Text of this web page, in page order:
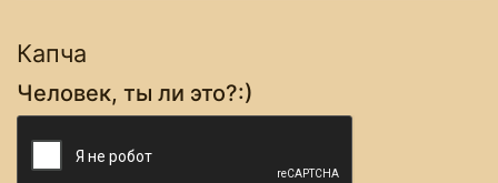
Капча
Человек, ты ли это?:)